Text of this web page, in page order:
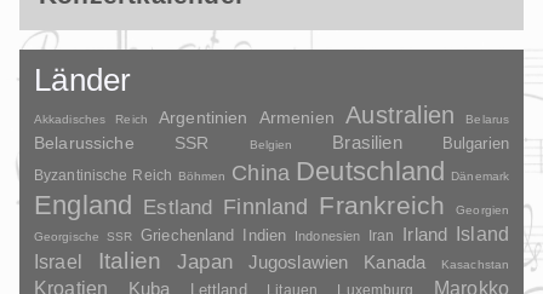
Länder
Akkadisches Reich Argentinien Armenien Australien Belarus
Belarussiche SSR Belgien Brasilien Bulgarien
Byzantinische Reich Böhmen China Deutschland Dänemark
England Estland Finnland Frankreich
Georgien
Georgische SSR
Griechenland Indien Indonesien Iran Irland
Island
Israel
Italien Japan Jugoslawien Kanada Kasachstan
Kroatien Kuba Lettland Litauen Luxemburg Marokko